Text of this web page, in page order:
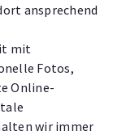
ansprechend
mit
Fotos,
Online-
wir immer